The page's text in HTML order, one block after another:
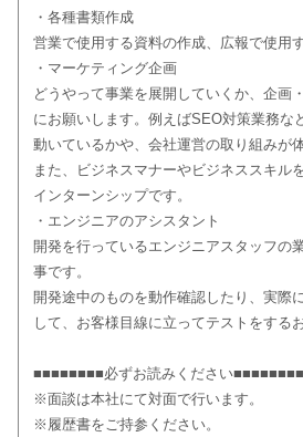
・各種書類作成
営業で使用する資料の作成、広報で使用
・マーケティング企画
どうやって事業を展開していくか、企画
にお願いします。例えばSEO対策業務な
動いているかや、会社運営の取り組みが
また、ビジネスマナーやビジネススキル
インターンシップです。
・エンジニアのアシスタント
開発を行っているエンジニアスタッフの
事です。
開発途中のものを動作確認したり、実際
して、お客様目線に立ってテストをする
■■■■■■■■必ずお読みください■■■■■■■■
※面談は本社にて対面で行います。
※履歴書をご持参ください。